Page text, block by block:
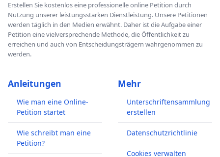
Erstellen Sie kostenlos eine professionelle online Petition durch
Nutzung unserer leistungsstarken Dienstleistung. Unsere Petitionen
werden täglich in den Medien erwähnt. Daher ist die Aufgabe einer
Petition eine vielversprechende Methode, die Öffentlichkeit zu
erreichen und auch von Entscheidungsträgern wahrgenommen zu
werden.
Anleitungen
Wie man eine Online-
Petition startet
Wie schreibt man eine
Petition?
Mehr
Unterschriftensammlung
erstellen
Datenschutzrichtlinie
Cookies verwalten